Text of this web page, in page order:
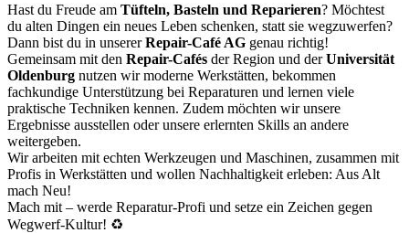
Hast du Freude am Tüfteln, Basteln und Reparieren? Möchtest
du alten Dingen ein neues Leben schenken, statt sie wegzuwerfen?
Dann bist du in unsererRepair-Café AG genau richtig!
Gemeinsam mit den Repair-Cafés der Region und derUniversität
Oldenburg nutzen wir moderne Werkstätten, bekommen
fachkundige Unterstützung bei Reparaturen und lernen viele
praktische Techniken kennen. Zudem möchten wir unsere
Ergebnisse ausstellen oder unsere erlernten Skills an andere
weitergeben.
Wir arbeiten mit echten Werkzeugen und Maschinen, zusammen mit
Profis in Werkstätten und wollen Nachhaltigkeit erleben: Aus Alt
mach Neu!
Mach mit – werde Reparatur-Profi und setze ein Zeichen gegen
Wegwerf-Kultur! ♻️